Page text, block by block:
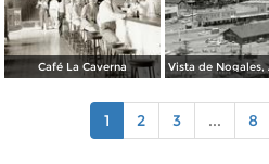
Café La Caverna
1 2 3 ... 8